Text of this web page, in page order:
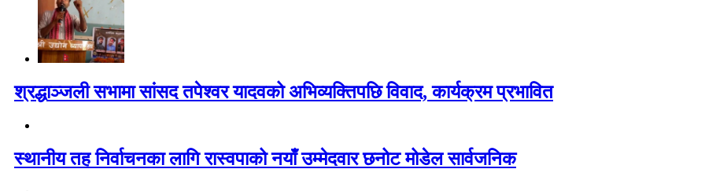
श्रद्धाञ्जली सभामा सांसद तपेश्वर यादवको अभिव्यक्तिपछि विवाद, कार्यक्रम प्रभावित
स्थानीय तह निर्वाचनका लागि रास्वपाको नयाँ उम्मेदवार छनोट मोडेल सार्वजनिक